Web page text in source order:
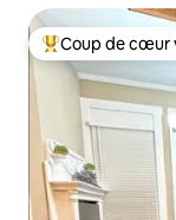
Coups de cœur
Coup de cœur